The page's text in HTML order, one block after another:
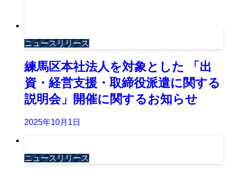
ニュースリリース
練馬区本社法人を対象とした 「出
資・経営支援・取締役派遣に関する
説明会」開催に関するお知らせ
2025年10月1日
ニュースリリース